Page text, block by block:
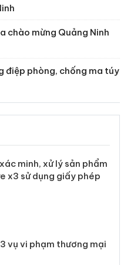
chào mừng Quảng Ninh
điệp phòng, chống ma túy
minh, xử lý sản phẩm
x3 sử dụng giấy phép
vụ vi phạm thương
7